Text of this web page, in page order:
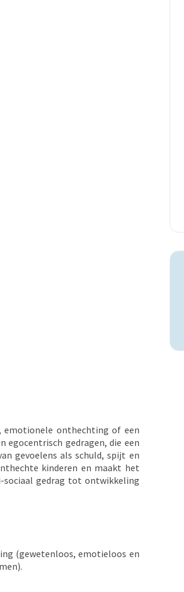
emotionele onthechting of een
egocentrisch gedragen, die een
gevoelens als schuld, spijt en
kinderen en maakt het
sociaal gedrag tot ontwikkeling
(gewetenloos, emotieloos en